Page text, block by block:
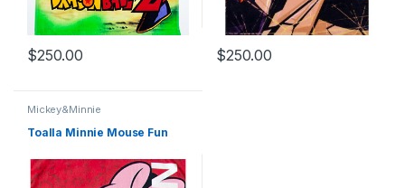
$250.00 $250.00
Mickey&Minnie
Toalla Minnie Mouse Fun